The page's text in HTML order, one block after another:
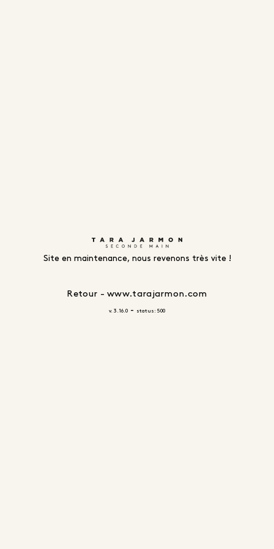
Site en maintenance, nous revenons très vite !
Retour - www.tarajarmon.com
v. 3.16.0 - status: 500